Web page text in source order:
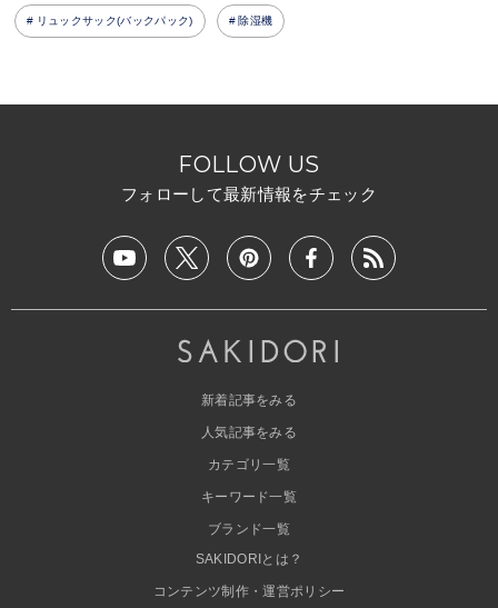
リュックサック(バックパック) 除湿機
FOLLOW US
フォローして最新情報をチェック
新着記事をみる
人気記事をみる
カテゴリ一覧
キーワード一覧
ブランド一覧
SAKIDORIとは？
コンテンツ制作・運営ポリシー